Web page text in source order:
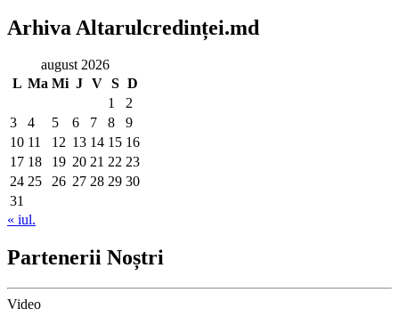
Arhiva Altarulcredinței.md
august 2026
L Ma Mi J V S D
1
2
3
4 5 6 7 8
9
10 11 12 13 14 15 16
17 18 19 20 21 22 23
24 25 26 27 28 29 30
31
« iul.
Partenerii Noștri
Video